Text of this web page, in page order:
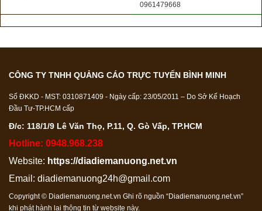
0961479668
CÔNG TY TNHH QUẢNG CÁO TRỰC TUYẾN BÌNH MINH
Số ĐKKD - MST: 0310871409 - Ngày cấp: 23/05/2011 – Do Sở Kế Hoạch
Đầu Tư-TP.HCM cấp
Đ/c: 118/1/9 Lê Văn Thọ, P.11, Q. Gò Vấp, TP.HCM
Hotline: 0948.968.238
Website: https://diadiemanuong.net.vn
Email: diadiemanuong24h@gmail.com
Copyright © Diadiemanuong.net.vn Ghi rõ nguồn “Diadiemanuong.net.vn”
khi phát hành lại thông tin từ website này.